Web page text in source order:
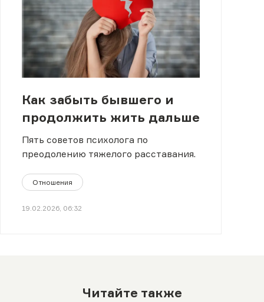
Как забыть бывшего и
продолжить жить дальше
Пять советов психолога по
преодолению тяжелого расставания.
Отношения
19.02.2026, 06:32
Читайте также